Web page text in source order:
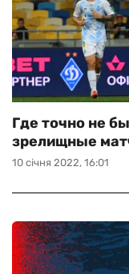
10 січня 2022, 16:01
Где точно не
зрелищные